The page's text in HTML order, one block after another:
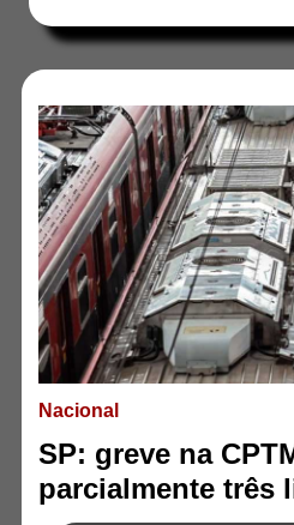
Nacional
SP: greve na
parcialmente três